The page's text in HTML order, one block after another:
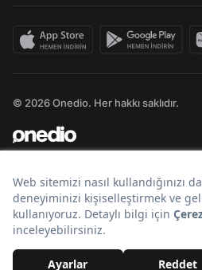
© 2026 Onedio. Her hakkı saklıdır.
Bir markasıdır.